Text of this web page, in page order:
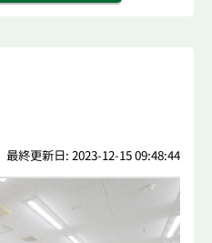
最終更新日: 2023-12-15 09:48:44